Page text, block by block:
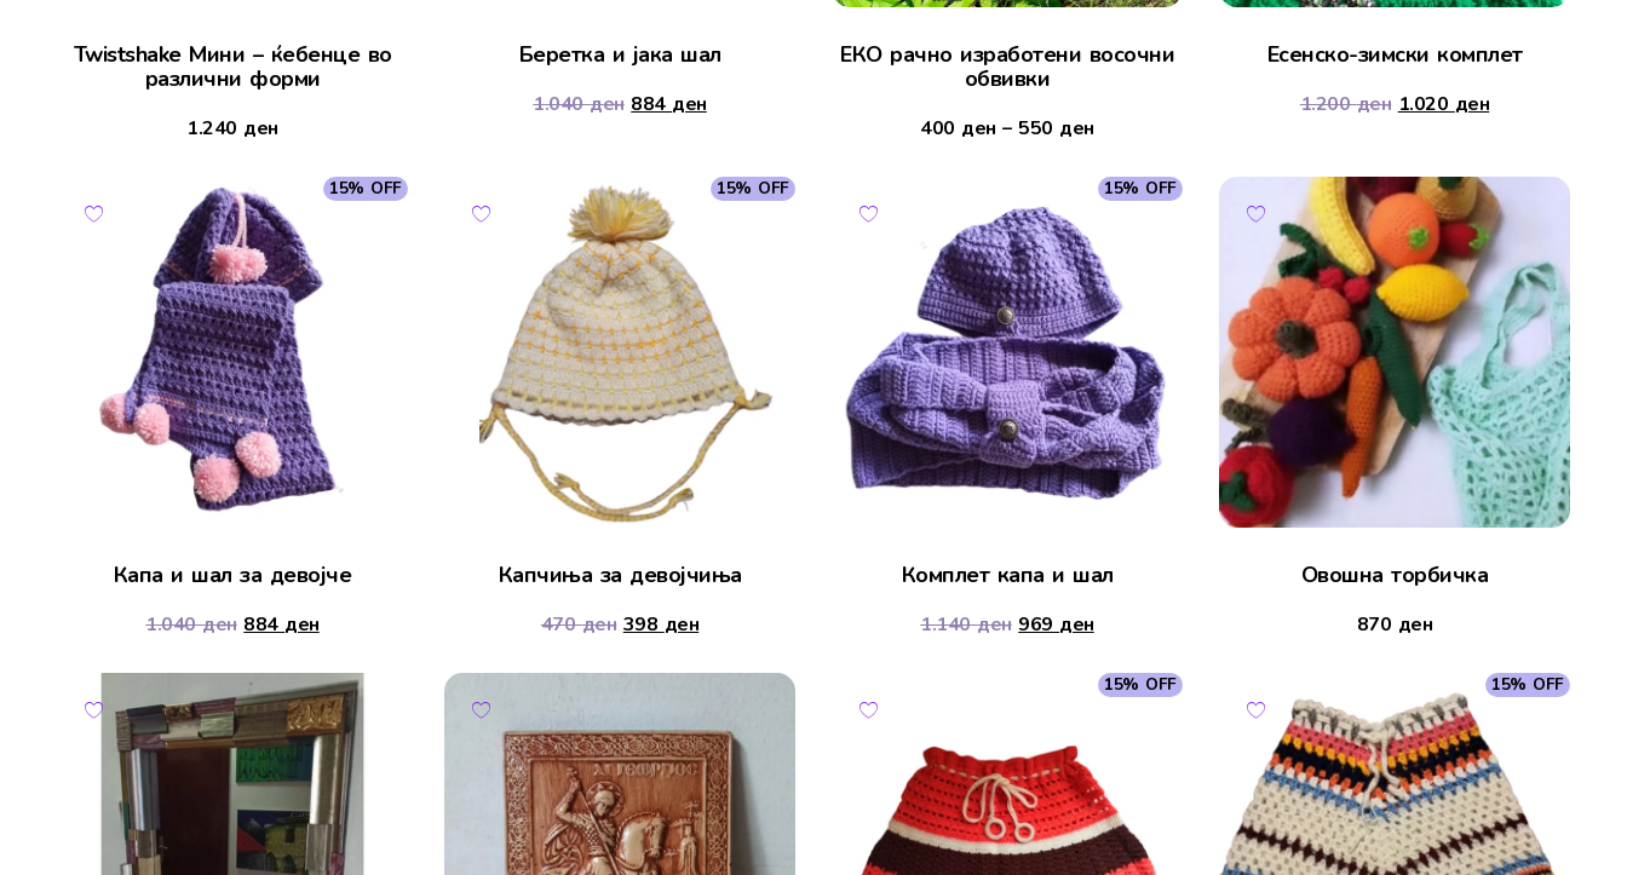
Twistshake Мини – ќебенце во
различни форми
1.240 ден
Беретка и јака шал
1.040ден 884 ден
ЕКО рачно изработени восочни
обвивки
400 ден – 550 ден
Есенско-зимски комплет
1.200ден 1.020 ден
15% OFF
Капа и шал за девојче
1.040ден 884 ден
15% OFF
Капчиња за девојчиња
470ден 398 ден
15% OFF
Комплет капа и шал
1.140ден 969 ден
Овошна торбичка
870 ден
15% OFF 15% OFF